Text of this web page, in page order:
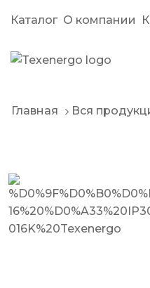
Каталог О компании
Главная Вся